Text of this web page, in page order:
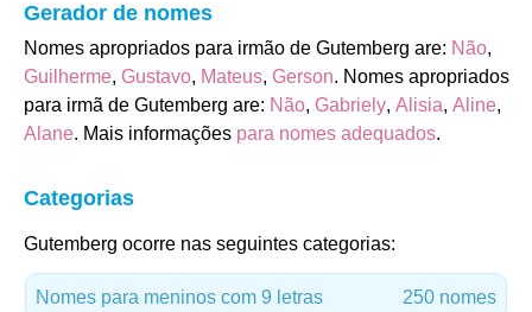
Gerador de nomes
Nomes apropriados para irmão de Gutemberg are: Não,
Guilherme, Gustavo, Mateus, Gerson. Nomes apropriados
para irmã de Gutemberg are: Não, Gabriely, Alisia, Aline,
Alane. Mais informações para nomes adequados.
Categorias
Gutemberg ocorre nas seguintes categorias:
Nomes para meninos com 9 letras 250 nomes